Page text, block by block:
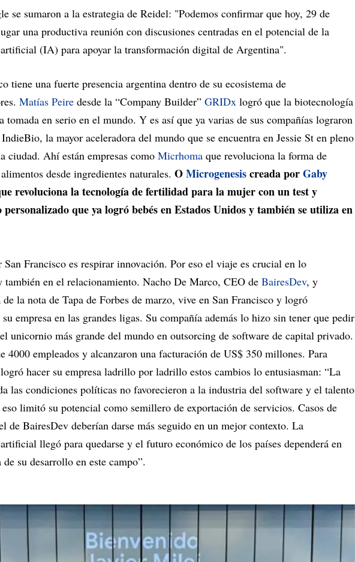
se sumaron a la estrategia de Reidel: "Podemos confirmar que hoy, 29 de
una productiva reunión con discusiones centradas en el potencial de la
(IA) para apoyar la transformación digital de Argentina".
tiene una fuerte presencia argentina dentro de su ecosistema de
Matías Peire desde la “Company Builder” GRIDx logró que la biotecnología
tomada en serio en el mundo. Y es así que ya varias de sus compañías lograron
la mayor aceleradora del mundo que se encuentra en Jessie St en pleno
ciudad. Ahí están empresas como Micrhoma que revoluciona la forma de
desde ingredientes naturales. OMicrogenesiscreada porGaby
revoluciona la tecnología de fertilidad para la mujer con un test y
que ya logró bebés en Estados Unidos y también se utiliza en
San Francisco es respirar innovación. Por eso el viaje es crucial en lo
también en el relacionamiento. Nacho De Marco, CEO de BairesDev, y
la nota de Tapa de Forbes de marzo, vive en San Francisco y logró
empresa en las grandes ligas. Su compañía además lo hizo sin tener que pedir
unicornio más grande del mundo en outsorcing de software de capital privado.
4000 empleados y alcanzaron una facturación de US$ 350 millones. Para
hacer su empresa ladrillo por ladrillo estos cambios lo entusiasman: “La
las condiciones políticas no favorecieron a la industria del software y el talento
limitó su potencial como semillero de exportación de servicios. Casos de
de BairesDev deberían darse más seguido en un mejor contexto. La
llegó para quedarse y el futuro económico de los países dependerá en
su desarrollo en este campo”.